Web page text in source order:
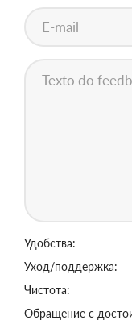
Удобства:
Уход/поддержка:
Чистота:
Обращение с